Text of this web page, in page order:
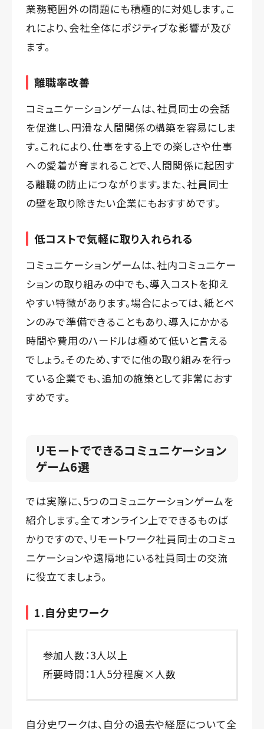
業務範囲外の問題にも積極的に対処します。こ
れにより、会社全体にポジティブな影響が及び
ます。
離職率改善
コミュニケーションゲームは、社員同士の会話
を促進し、円滑な人間関係の構築を容易にしま
す。これにより、仕事をする上での楽しさや仕事
への愛着が育まれることで、人間関係に起因す
る離職の防止につながります。また、社員同士
の壁を取り除きたい企業にもおすすめです。
低コストで気軽に取り入れられる
コミュニケーションゲームは、社内コミュニケー
ションの取り組みの中でも、導入コストを抑え
やすい特徴があります。場合によっては、紙とペ
ンのみで準備できることもあり、導入にかかる
時間や費用のハードルは極めて低いと言える
でしょう。そのため、すでに他の取り組みを行っ
ている企業でも、追加の施策として非常におす
すめです。
リモートでできるコミュニケーション
ゲーム6選
では実際に、5つのコミュニケーションゲームを
紹介します。全てオンライン上でできるものば
かりですので、リモートワーク社員同士のコミュ
ニケーションや遠隔地にいる社員同士の交流
に役立てましょう。
1.自分史ワーク
参加人数：3人以上
所要時間：1人5分程度×人数
自分史ワークは、自分の過去や経歴について全